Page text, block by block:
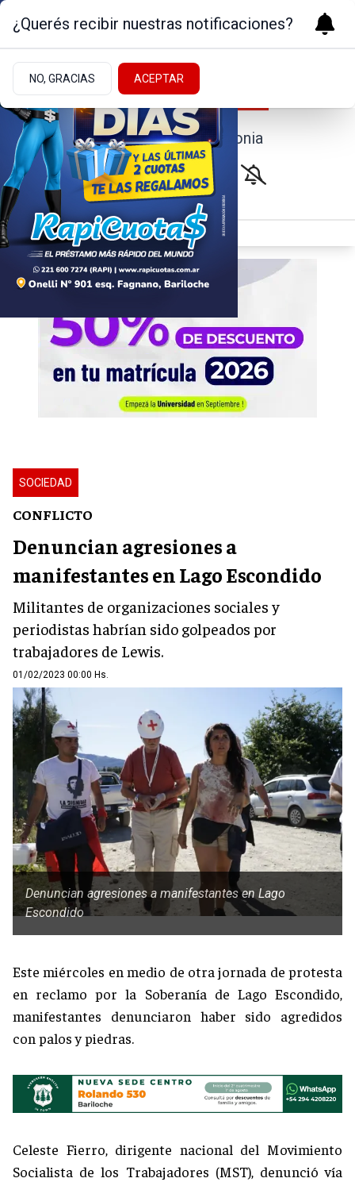
Noticias de la Patagonia
SOCIEDAD
CONFLICTO
Denuncian agresiones a
manifestantes en Lago Escondido
Militantes de organizaciones sociales y
periodistas habrían sido golpeados por
trabajadores de Lewis.
01/02/2023 00:00 Hs.
Denuncian agresiones a manifestantes en Lago
Escondido
Este miércoles en medio de otra jornada de protesta
en reclamo por la Soberanía de Lago Escondido,
manifestantes denunciaron haber sido agredidos
con palos y piedras.
Celeste Fierro, dirigente nacional del Movimiento
Socialista de los Trabajadores (MST), denunció vía
¿Querés recibir nuestras notificaciones?
NO, GRACIAS ACEPTAR